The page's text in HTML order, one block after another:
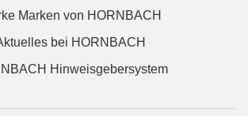
Marken von HORNBACH
bei HORNBACH
Hinweisgebersystem